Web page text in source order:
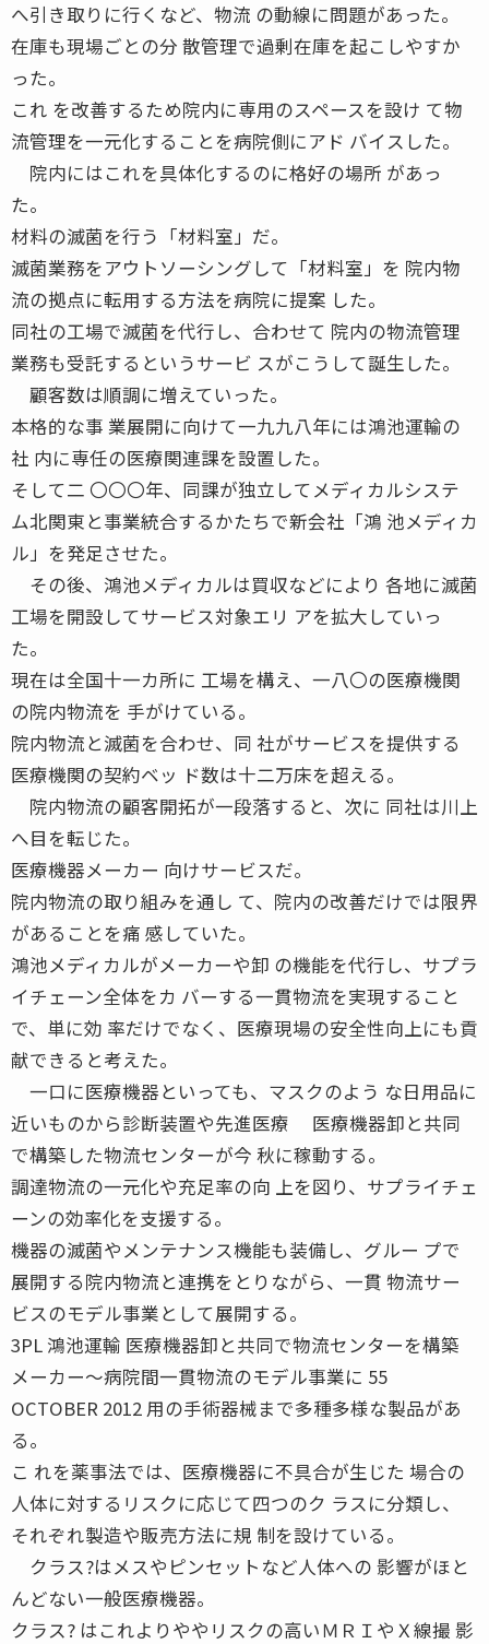
へ引き取りに行くなど、物流 の動線に問題があった。
在庫も現場ごとの分 散管理で過剰在庫を起こしやすか
った。
これ を改善するため院内に専用のスペースを設け て物
流管理を一元化することを病院側にアド バイスした。
院内にはこれを具体化するのに格好の場所 があっ
た。
材料の滅菌を行う「材料室」だ。
滅菌業務をアウトソーシングして「材料室」を 院内物
流の拠点に転用する方法を病院に提案 した。
同社の工場で滅菌を代行し、合わせて 院内の物流管理
業務も受託するというサービ スがこうして誕生した。
顧客数は順調に増えていった。
本格的な事 業展開に向けて一九九八年には鴻池運輸の
社 内に専任の医療関連課を設置した。
そして二 〇〇〇年、同課が独立してメディカルシステ
ム北関東と事業統合するかたちで新会社「鴻 池メディカ
ル」を発足させた。
その後、鴻池メディカルは買収などにより 各地に滅菌
工場を開設してサービス対象エリ アを拡大していっ
た。
現在は全国十一カ所に 工場を構え、一八〇の医療機関
の院内物流を 手がけている。
院内物流と滅菌を合わせ、同 社がサービスを提供する
医療機関の契約ベッ ド数は十二万床を超える。
院内物流の顧客開拓が一段落すると、次に 同社は川上
へ目を転じた。
医療機器メーカー 向けサービスだ。
院内物流の取り組みを通し て、院内の改善だけでは限界
があることを痛 感していた。
鴻池メディカルがメーカーや卸 の機能を代行し、サプラ
イチェーン全体をカ バーする一貫物流を実現すること
で、単に効 率だけでなく、医療現場の安全性向上にも貢
献できると考えた。
一口に医療機器といっても、マスクのよう な日用品に
近いものから診断装置や先進医療 医療機器卸と共同
で構築した物流センターが今 秋に稼動する。
調達物流の一元化や充足率の向 上を図り、サプライチェ
ーンの効率化を支援する。
機器の滅菌やメンテナンス機能も装備し、グルー プで
展開する院内物流と連携をとりながら、一貫 物流サー
ビスのモデル事業として展開する。
3PL 鴻池運輸 医療機器卸と共同で物流センターを構築
メーカー〜病院間一貫物流のモデル事業に 55
OCTOBER 2012 用の手術器械まで多種多様な製品があ
る。
こ れを薬事法では、医療機器に不具合が生じた 場合の
人体に対するリスクに応じて四つのク ラスに分類し、
それぞれ製造や販売方法に規 制を設けている。
クラス?はメスやピンセットなど人体への 影響がほと
んどない一般医療機器。
クラス? はこれよりややリスクの高いＭＲＩやＸ線撮 影